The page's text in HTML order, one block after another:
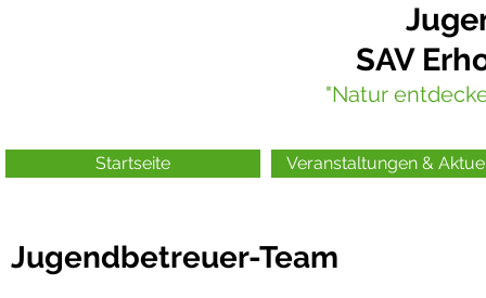
SAV
"Natur
Startseite Veranstaltungen &
Jugendbetreuer-Team